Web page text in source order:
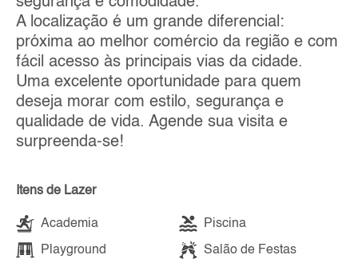
A localização é um grande diferencial:
próxima ao melhor comércio da região e com
fácil acesso às principais vias da cidade.
Uma excelente oportunidade para quem
deseja morar com estilo, segurança e
qualidade de vida. Agende sua visita e
surpreenda-se!
Itens de Lazer
Academia Piscina
Playground Salão de Festas